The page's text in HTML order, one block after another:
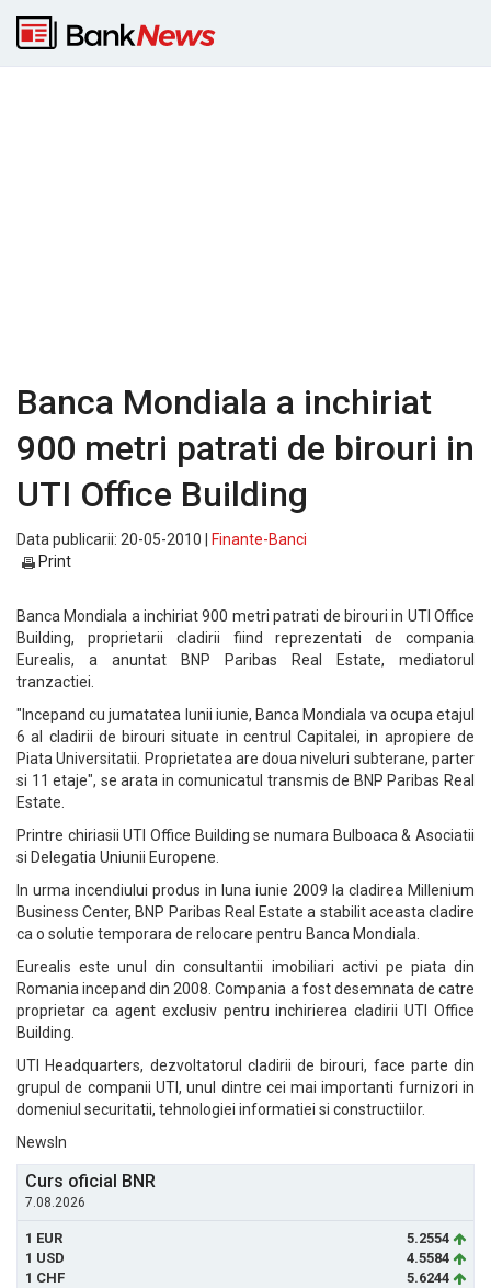
Banca Mondiala a inchiriat
900 metri patrati de birouri in
UTI Office Building
Data publicarii: 20-05-2010 |
Finante-Banci
Print
Banca Mondiala a inchiriat 900 metri patrati de birouri in UTI Office
Building, proprietarii cladirii fiind reprezentati de compania
Eurealis, a anuntat BNP Paribas Real Estate, mediatorul
tranzactiei.
"Incepand cu jumatatea lunii iunie, Banca Mondiala va ocupa etajul
6 al cladirii de birouri situate in centrul Capitalei, in apropiere de
Piata Universitatii. Proprietatea are doua niveluri subterane, parter
si 11 etaje", se arata in comunicatul transmis de BNP Paribas Real
Estate.
Printre chiriasii UTI Office Building se numara Bulboaca & Asociatii
si Delegatia Uniunii Europene.
In urma incendiului produs in luna iunie 2009 la cladirea Millenium
Business Center, BNP Paribas Real Estate a stabilit aceasta cladire
ca o solutie temporara de relocare pentru Banca Mondiala.
Eurealis este unul din consultantii imobiliari activi pe piata din
Romania incepand din 2008. Compania a fost desemnata de catre
proprietar ca agent exclusiv pentru inchirierea cladirii UTI Office
Building.
UTI Headquarters, dezvoltatorul cladirii de birouri, face parte din
grupul de companii UTI, unul dintre cei mai importanti furnizori in
domeniul securitatii, tehnologiei informatiei si constructiilor.
NewsIn
Curs oficial BNR
7.08.2026
1 EUR
5.2554
1 USD
4.5584
1 CHF
5.6244